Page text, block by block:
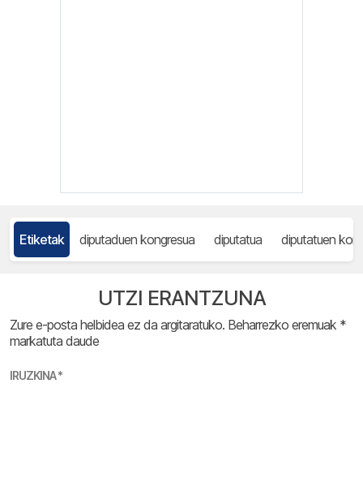
Etiketak diputaduen kongresua diputatua diputatuen
UTZI ERANTZUNA
Zure e-posta helbidea ez da argitaratuko. Beharrezko eremuak *
markatuta daude
IRUZKINA*